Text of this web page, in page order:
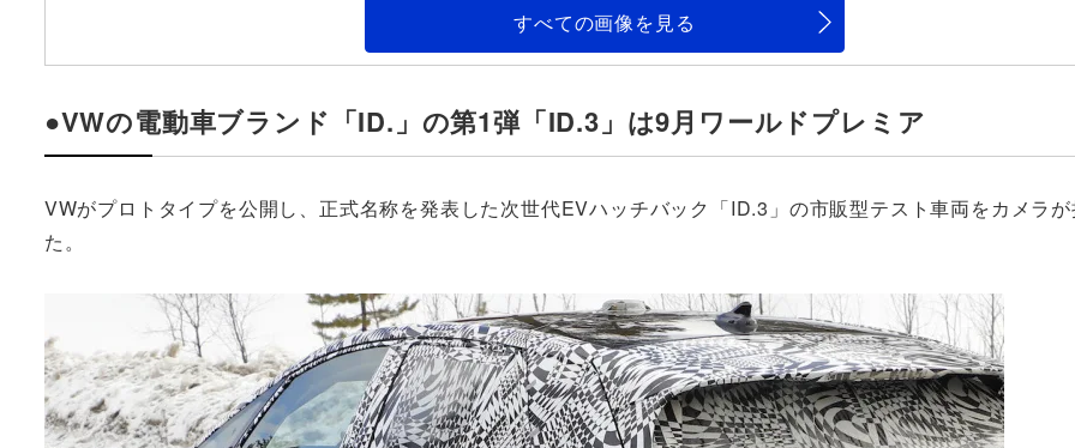
すべての画像を見る
●VWの電動車ブランド「ID.」の第1弾「ID.3」は9月ワールドプレミア
VWがプロトタイプを公開し、正式名称を発表した次世代EVハッチバック「ID.3」の市販型テスト車両をカメラが
た。